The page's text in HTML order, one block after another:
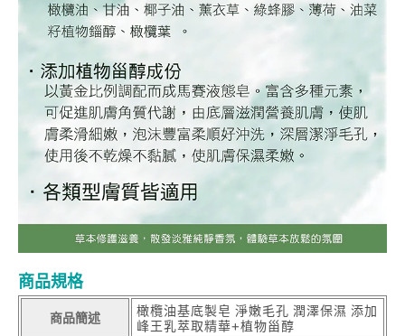
商品規格
商品簡述
橄欖油基底製皂 淨嫩毛孔 潤澤保濕 添加
峰王乳萃取精華+植物甾醇